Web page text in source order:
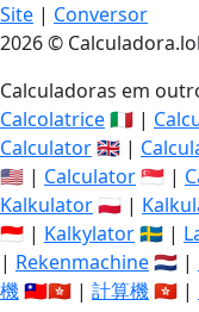
Site | Conversor
2026 ©
Calculadoras em
Calcolatrice🇮🇹 |
Calculator🇬🇧 |
🇺🇸 | Calculator🇸🇬 |
Kalkulator🇵🇱 |
🇮🇩 | Kalkylator🇸🇪 |
| Rekenmachine🇳🇱 |
機🇹🇼🇭🇰 | 計算機🇭🇰 |